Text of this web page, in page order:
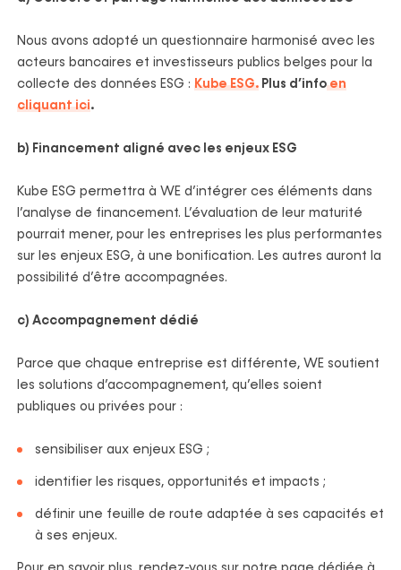
Nous avons adopté un questionnaire harmonisé avec les
acteurs bancaires et investisseurs publics belges pour la
collecte des données ESG : Kube ESG.Plus d’infoen
cliquant ici.
b) Financement aligné avec les enjeux ESG
Kube ESG permettra à WE d’intégrer ces éléments dans
l’analyse de financement. L’évaluation de leur maturité
pourrait mener, pour les entreprises les plus performantes
sur les enjeux ESG, à une bonification. Les autres auront la
possibilité d’être accompagnées.
c) Accompagnement dédié
Parce que chaque entreprise est différente, WE soutient
les solutions d’accompagnement, qu’elles soient
publiques ou privées pour :
sensibiliser aux enjeux ESG ;
identifier les risques, opportunités et impacts ;
définir une feuille de route adaptée à ses capacités et
à ses enjeux.